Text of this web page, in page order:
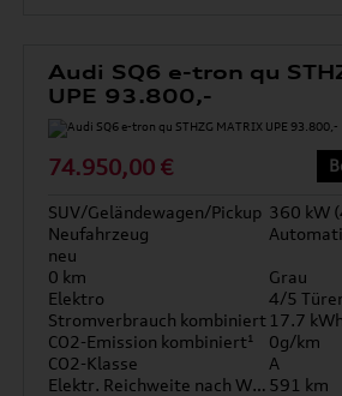
Audi SQ6 e-tron qu
UPE 93.800,-
74.950,00 €
SUV/Geländewagen/Pickup 360 kW
Neufahrzeug
neu
0 km
Grau
Elektro
4/5
Stromverbrauch kombiniert 17.7
CO2-Emission kombiniert¹
0g/km
CO2-Klasse
A
Elektr. Reichweite nach WLTP* 591 km